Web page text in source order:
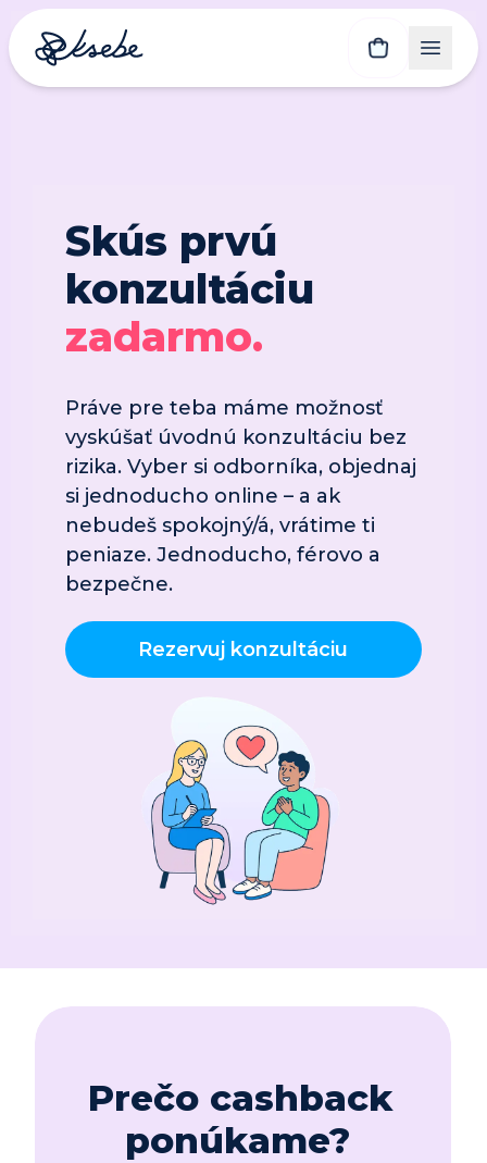
Skús prvú
zadarmo.
Práve pre teba máme možnosť
vyskúšať úvodnú konzultáciu bez
rizika. Vyber si odborníka, objednaj
si jednoducho online – a ak
nebudeš spokojný/á, vrátime ti
peniaze. Jednoducho, férovo a
bezpečne.
Rezervuj konzultáciu
Prečo cashback
ponúkame?